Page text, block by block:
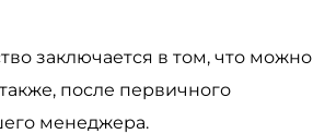
заключается в том, что можно
после первичного
менеджера.